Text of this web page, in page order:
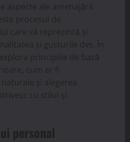
aspecte ale amenajării
procesul de
care vă reprezintă și
și gusturile dvs. În
principiile de bază
cum ar fi
și alegerea
cu stilul și
personal